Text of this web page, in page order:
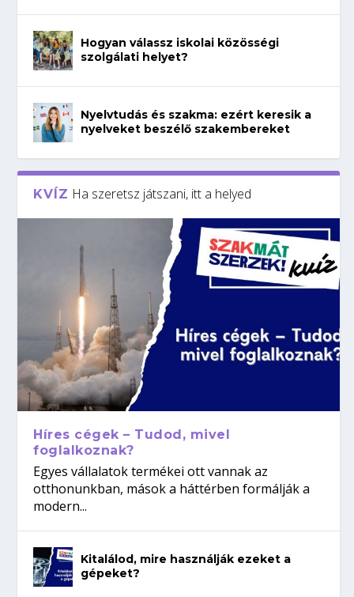
Hogyan válassz iskolai közösségi
szolgálati helyet?
Nyelvtudás és szakma: ezért keresik a
nyelveket beszélő szakembereket
KVÍZ Ha szeretsz játszani, itt a helyed
Híres cégek – Tudod, mivel
foglalkoznak?
Egyes vállalatok termékei ott vannak az
otthonunkban, mások a háttérben formálják a
modern...
Kitalálod, mire használják ezeket a
gépeket?